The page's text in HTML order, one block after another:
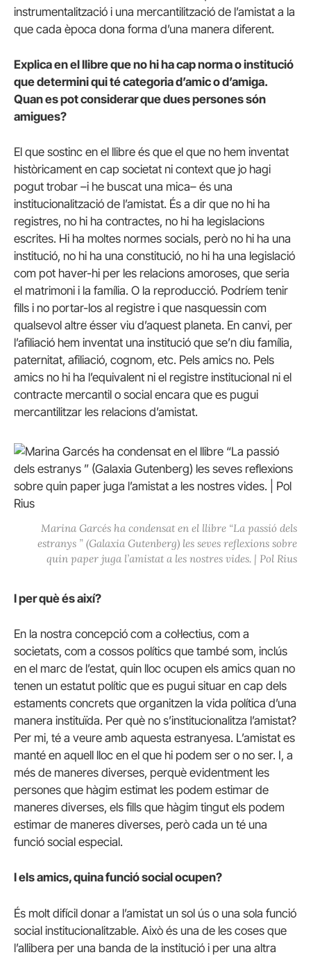
instrumentalització i una mercantilització de l’amistat a la
que cada època dona forma d’una manera diferent.
Explica en el llibre que no hi ha cap norma o institució
que determini qui té categoria d’amic o d’amiga.
Quan es pot considerar que dues persones són
amigues?
El que sostinc en el llibre és que el que no hem inventat
històricament en cap societat ni context que jo hagi
pogut trobar –i he buscat una mica– és una
institucionalització de l’amistat. És a dir que no hi ha
registres, no hi ha contractes, no hi ha legislacions
escrites. Hi ha moltes normes socials, però no hi ha una
institució, no hi ha una constitució, no hi ha una legislació
com pot haver-hi per les relacions amoroses, que seria
el matrimoni i la família. O la reproducció. Podríem tenir
fills i no portar-los al registre i que nasquessin com
qualsevol altre ésser viu d’aquest planeta. En canvi, per
l’afiliació hem inventat una institució que se’n diu família,
paternitat, afiliació, cognom, etc. Pels amics no. Pels
amics no hi ha l’equivalent ni el registre institucional ni el
contracte mercantil o social encara que es pugui
mercantilitzar les relacions d’amistat.
Marina Garcés ha condensat en el llibre “La passió dels
estranys ” (Galaxia Gutenberg) les seves reflexions sobre
quin paper juga l’amistat a les nostres vides. | Pol Rius
I per què és així?
En la nostra concepció com a col·lectius, com a
societats, com a cossos polítics que també som, inclús
en el marc de l’estat, quin lloc ocupen els amics quan no
tenen un estatut polític que es pugui situar en cap dels
estaments concrets que organitzen la vida política d’una
manera instituïda. Per què no s’institucionalitza l’amistat?
Per mi, té a veure amb aquesta estranyesa. L’amistat es
manté en aquell lloc en el que hi podem ser o no ser. I, a
més de maneres diverses, perquè evidentment les
persones que hàgim estimat les podem estimar de
maneres diverses, els fills que hàgim tingut els podem
estimar de maneres diverses, però cada un té una
funció social especial.
I els amics, quina funció social ocupen?
És molt difícil donar a l’amistat un sol ús o una sola funció
social institucionalitzable. Això és una de les coses que
l’allibera per una banda de la institució i per una altra